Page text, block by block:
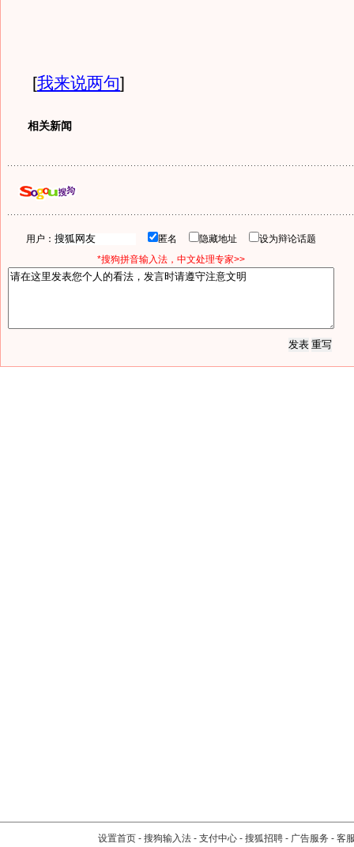
[我来说两句]
相关新闻
用户： 匿名 隐藏地址
设为辩论话题
*搜狗拼音输入法，中文处理专家>>
设置首页 - 搜狗输入法 - 支付中心 - 搜狐招聘 - 广告服务 - 客